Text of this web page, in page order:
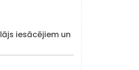
iesācējiem un